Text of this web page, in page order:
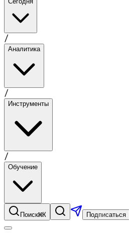
/
Аналитика
/
Инструменты
/
Обучение
Поиск⌘K Подписаться